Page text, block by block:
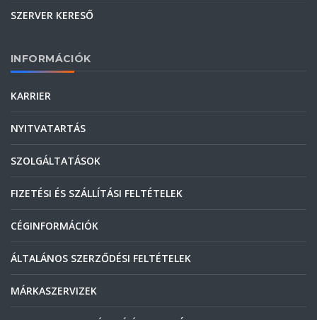
SZERVER KERESŐ
INFORMÁCIÓK
KARRIER
NYITVATARTÁS
SZOLGÁLTATÁSOK
FIZETÉSI ÉS SZÁLLÍTÁSI FELTÉTELEK
CÉGINFORMÁCIÓK
ÁLTALÁNOS SZERZŐDÉSI FELTÉTELEK
MÁRKASZERVIZEK